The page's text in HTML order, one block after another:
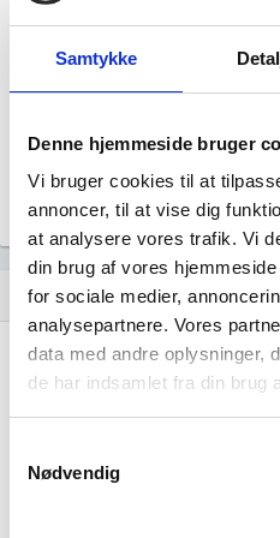
Samtykke
Denne hjemmeside bruger
Vi bruger cookies til at
annoncer, til at vise dig
at analysere vores trafik. Vi
din brug af vores
for sociale medier,
analysepartnere. Vores
data med andre oplysninger,
de har indsamlet fra din brug
Nødvendig
Årsrapporten 2023-12
Årsrapporten 2021-12
assignment Regnskaber
Resultat i 1000
DKK
2025-
Bruttofortjeneste